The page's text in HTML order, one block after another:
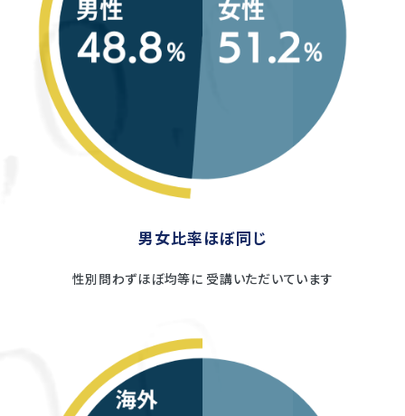
男女比率ほぼ同じ
性別問わずほぼ均等に 受講いただいています